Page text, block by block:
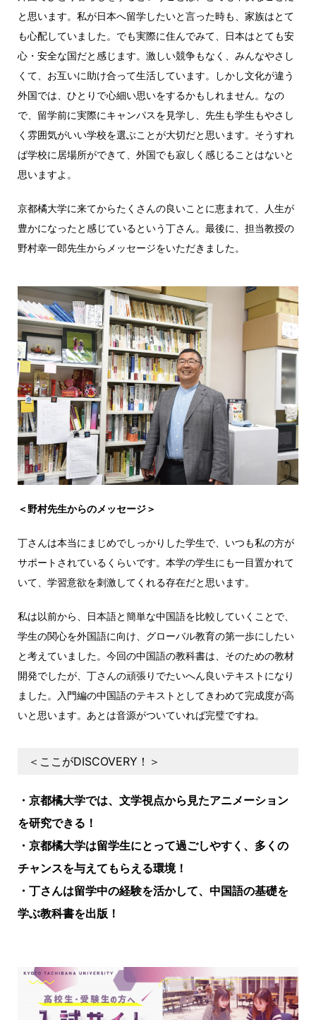
と思います。私が日本へ留学したいと言った時も、家族はとて
も心配していました。でも実際に住んでみて、日本はとても安
心・安全な国だと感じます。激しい競争もなく、みんなやさし
くて、お互いに助け合って生活しています。しかし文化が違う
外国では、ひとりで心細い思いをするかもしれません。なの
で、留学前に実際にキャンパスを見学し、先生も学生もやさし
く雰囲気がいい学校を選ぶことが大切だと思います。そうすれ
ば学校に居場所ができて、外国でも寂しく感じることはないと
思いますよ。
京都橘大学に来てからたくさんの良いことに恵まれて、人生が
豊かになったと感じているという丁さん。最後に、担当教授の
野村幸一郎先生からメッセージをいただきました。
＜野村先生からのメッセージ＞
丁さんは本当にまじめでしっかりした学生で、いつも私の方が
サポートされているくらいです。本学の学生にも一目置かれて
いて、学習意欲を刺激してくれる存在だと思います。
私は以前から、日本語と簡単な中国語を比較していくことで、
学生の関心を外国語に向け、グローバル教育の第一歩にしたい
と考えていました。今回の中国語の教科書は、そのための教材
開発でしたが、丁さんの頑張りでたいへん良いテキストになり
ました。入門編の中国語のテキストとしてきわめて完成度が高
いと思います。あとは音源がついていれば完璧ですね。
＜ここがDISCOVERY！＞
・京都橘大学では、文学視点から見たアニメーション
を研究できる！
・京都橘大学は留学生にとって過ごしやすく、多くの
チャンスを与えてもらえる環境！
・丁さんは留学中の経験を活かして、中国語の基礎を
学ぶ教科書を出版！